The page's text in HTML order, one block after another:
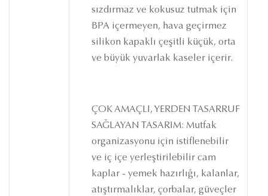
sızdırmaz ve kokusuz tutmak için
BPA içermeyen, hava geçirmez
silikon kapaklı çeşitli küçük, orta
ve büyük yuvarlak kaseler içerir.
ÇOK AMAÇLI, YERDEN TASARRUF
SAĞLAYAN TASARIM: Mutfak
organizasyonu için istiflenebilir
ve iç içe yerleştirilebilir cam
kaplar - yemek hazırlığı, kalanlar,
atıştırmalıklar, çorbalar, güveçler